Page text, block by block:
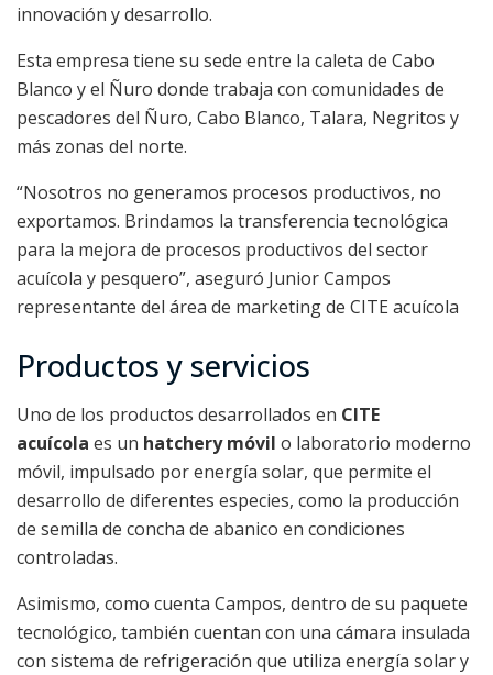
innovación y desarrollo.
Esta empresa tiene su sede entre la caleta de Cabo
Blanco y el Ñuro donde trabaja con comunidades de
pescadores del Ñuro, Cabo Blanco, Talara, Negritos y
más zonas del norte.
“Nosotros no generamos procesos productivos, no
exportamos. Brindamos la transferencia tecnológica
para la mejora de procesos productivos del sector
acuícola y pesquero”, aseguró Junior Campos
representante del área de marketing de CITE acuícola
Productos y servicios
Uno de los productos desarrollados en CITE
acuícola es un hatchery móvil o laboratorio moderno
móvil, impulsado por energía solar, que permite el
desarrollo de diferentes especies, como la producción
de semilla de concha de abanico en condiciones
controladas.
Asimismo, como cuenta Campos, dentro de su paquete
tecnológico, también cuentan con una cámara insulada
con sistema de refrigeración que utiliza energía solar y